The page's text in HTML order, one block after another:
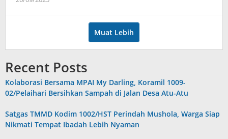
Muat Lebih
Recent Posts
Kolaborasi Bersama MPAI My Darling, Koramil 1009-
02/Pelaihari Bersihkan Sampah di Jalan Desa Atu-Atu
Satgas TMMD Kodim 1002/HST Perindah Mushola, Warga Siap
Nikmati Tempat Ibadah Lebih Nyaman